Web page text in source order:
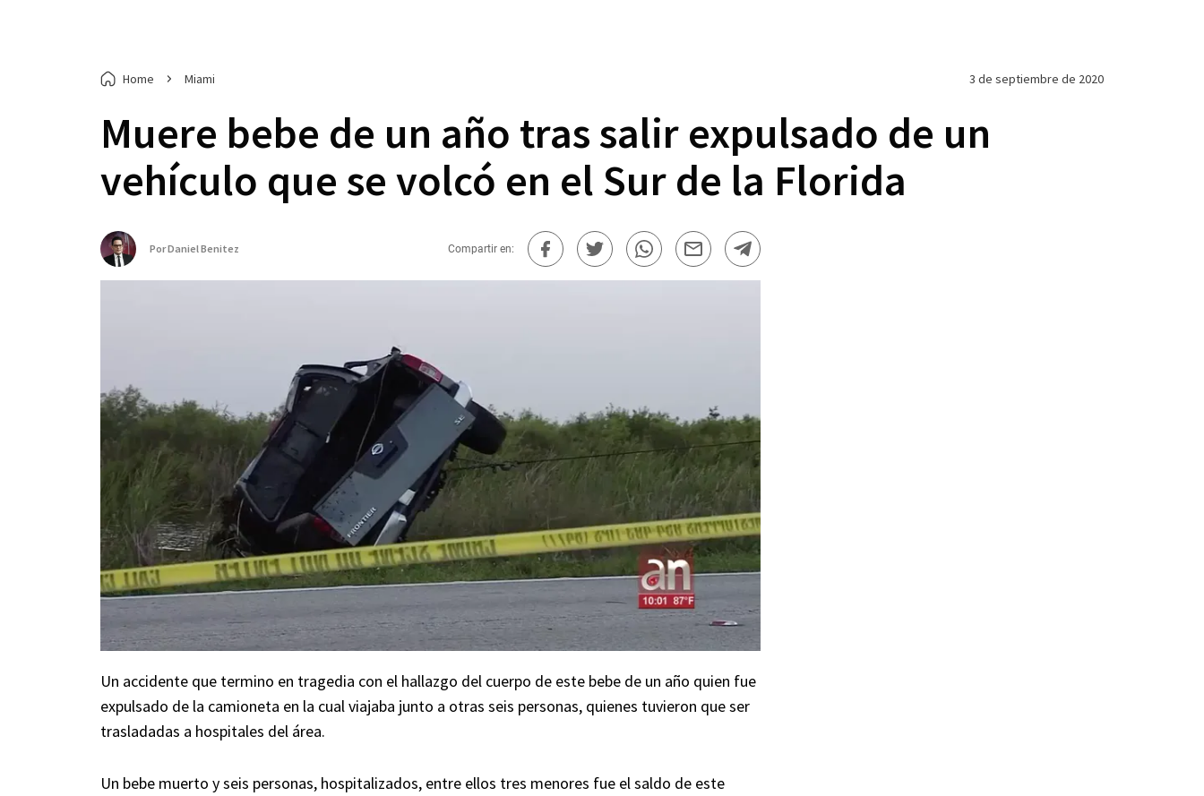
Home Miami 3 de septiembre de 2020
Muere bebe de un año tras salir expulsado de un
vehículo que se volcó en el Sur de la Florida
PorDaniel Benitez Compartir en:
Un accidente que termino en tragedia con el hallazgo del cuerpo de este bebe de un año quien fue
expulsado de la camioneta en la cual viajaba junto a otras seis personas, quienes tuvieron que ser
trasladadas a hospitales del área.
Un bebe muerto y seis personas, hospitalizados, entre ellos tres menores fue el saldo de este